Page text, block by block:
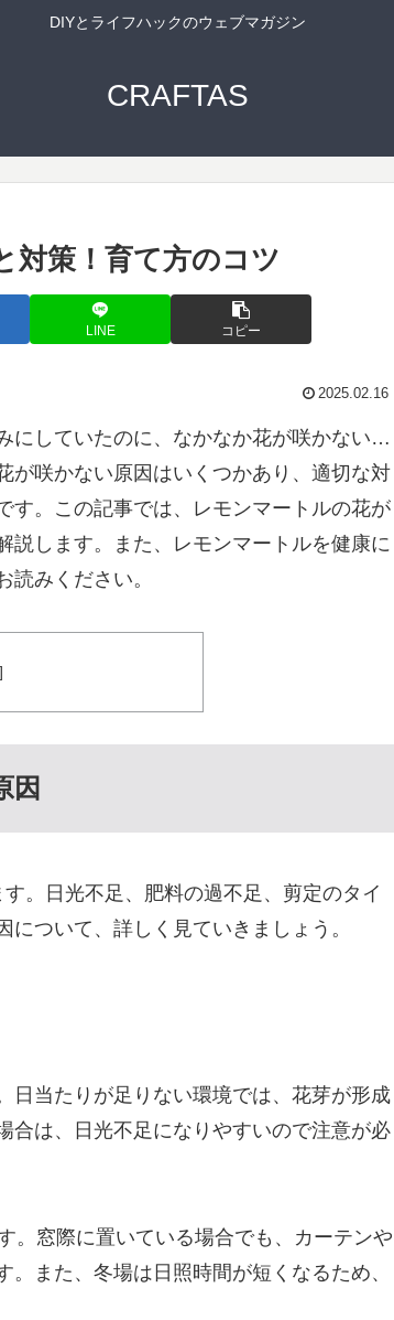
DIYとライフハックのウェブマガジン
CRAFTAS
対策！育て方のコツ
LINE コピー
2025.02.16
にしていたのに、なかなか花が咲かない…
が咲かない原因はいくつかあり、適切な対
す。この記事では、レモンマートルの花が
説します。また、レモンマートルを健康に
みください。
因
。日光不足、肥料の過不足、剪定のタイ
ついて、詳しく見ていきましょう。
日当たりが足りない環境では、花芽が形成
合は、日光不足になりやすいので注意が必
。窓際に置いている場合でも、カーテンや
また、冬場は日照時間が短くなるため、